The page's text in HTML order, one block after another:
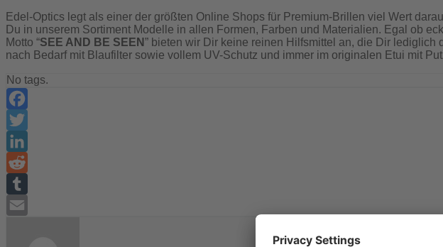
Edel-Optics legt als einer der größten Online Shops für Premium-Brillen viel Wert
Du in unserem Sortiment Modelle in allen Formen, Farben und Materialien. Egal ob
Motto “SEE AND BE SEEN ” bieten wir Dir keine reinen Hilfsmittel an, die Dir
nach Bedarf mit Blaufilter sowie vollem UV-Schutz und immer im originalen Etui mit
No tags.
Facebook
Twitter
LinkedIn
Reddit
Tumblr